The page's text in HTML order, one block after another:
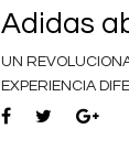
Adidas
UN
EXPERIENCIA